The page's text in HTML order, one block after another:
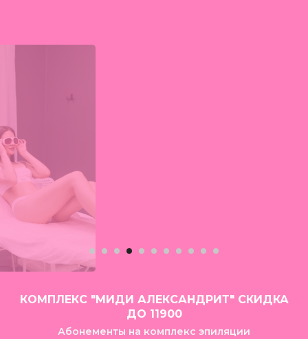
КОМПЛЕКС "МИДИ АЛЕКСАНДРИТ" СКИДКА
ДО 11900
Абонементы на комплекс эпиляции